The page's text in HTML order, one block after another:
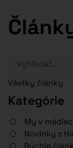
Všetky články
Kategórie
My v
Novinky z
Rýchle